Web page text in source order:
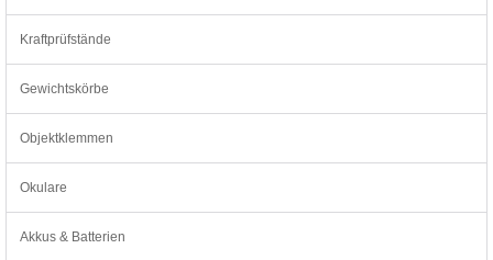
Kraftprüfstände
Gewichtskörbe
Objektklemmen
Okulare
Akkus & Batterien